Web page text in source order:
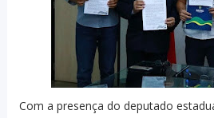
Com a presença do deputado